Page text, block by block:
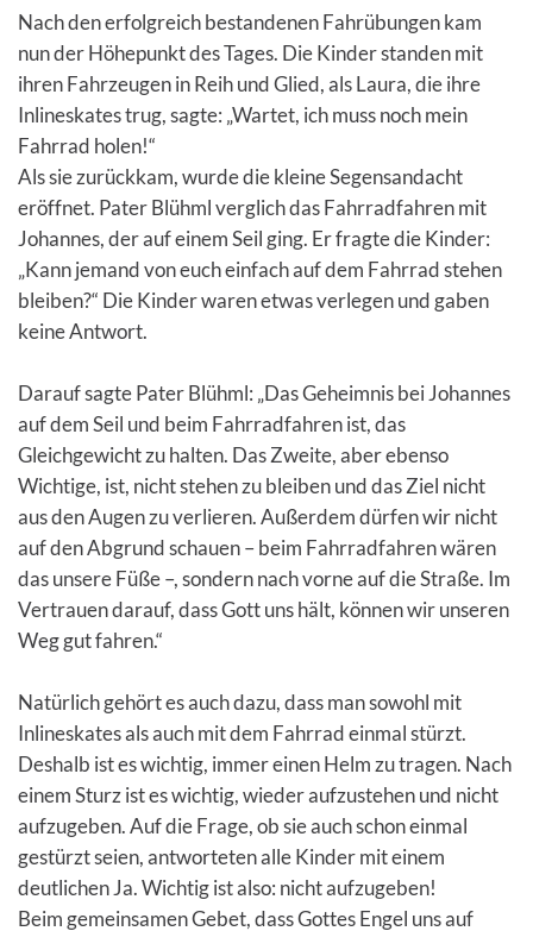
Nach den erfolgreich bestandenen Fahrübungen kam
nun der Höhepunkt des Tages. Die Kinder standen mit
ihren Fahrzeugen in Reih und Glied, als Laura, die ihre
Inlineskates trug, sagte: „Wartet, ich muss noch mein
Fahrrad holen!“
Als sie zurückkam, wurde die kleine Segensandacht
eröffnet. Pater Blühml verglich das Fahrradfahren mit
Johannes, der auf einem Seil ging. Er fragte die Kinder:
„Kann jemand von euch einfach auf dem Fahrrad stehen
bleiben?“ Die Kinder waren etwas verlegen und gaben
keine Antwort.
Darauf sagte Pater Blühml: „Das Geheimnis bei Johannes
auf dem Seil und beim Fahrradfahren ist, das
Gleichgewicht zu halten. Das Zweite, aber ebenso
Wichtige, ist, nicht stehen zu bleiben und das Ziel nicht
aus den Augen zu verlieren. Außerdem dürfen wir nicht
auf den Abgrund schauen – beim Fahrradfahren wären
das unsere Füße –, sondern nach vorne auf die Straße. Im
Vertrauen darauf, dass Gott uns hält, können wir unseren
Weg gut fahren.“
Natürlich gehört es auch dazu, dass man sowohl mit
Inlineskates als auch mit dem Fahrrad einmal stürzt.
Deshalb ist es wichtig, immer einen Helm zu tragen. Nach
einem Sturz ist es wichtig, wieder aufzustehen und nicht
aufzugeben. Auf die Frage, ob sie auch schon einmal
gestürzt seien, antworteten alle Kinder mit einem
deutlichen Ja. Wichtig ist also: nicht aufzugeben!
Beim gemeinsamen Gebet, dass Gottes Engel uns auf